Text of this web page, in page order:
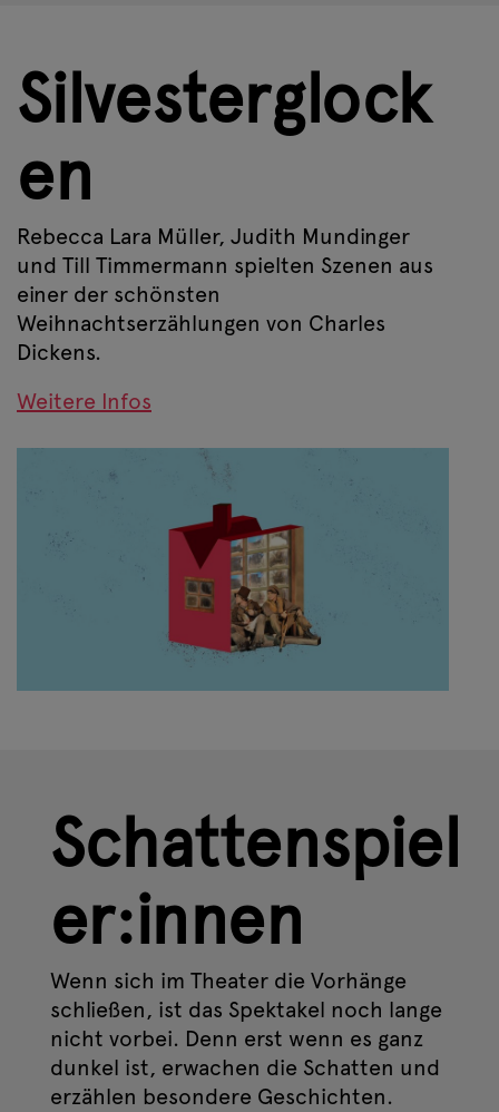
Silvesterglock
en
Rebecca Lara Müller, Judith Mundinger
und Till Timmermann spielten Szenen aus
einer der schönsten
Weihnachtserzählungen von Charles
Dickens.
Weitere Infos
Schattenspiel
er:innen
Wenn sich im Theater die Vorhänge
schließen, ist das Spektakel noch lange
nicht vorbei. Denn erst wenn es ganz
dunkel ist, erwachen die Schatten und
erzählen besondere Geschichten.